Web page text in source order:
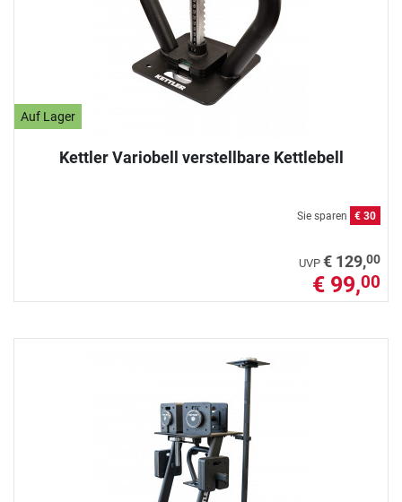
Auf Lager
Kettler Variobell verstellbare Kettlebell
Sie sparen € 30
UVP € 129,00
€ 99,00